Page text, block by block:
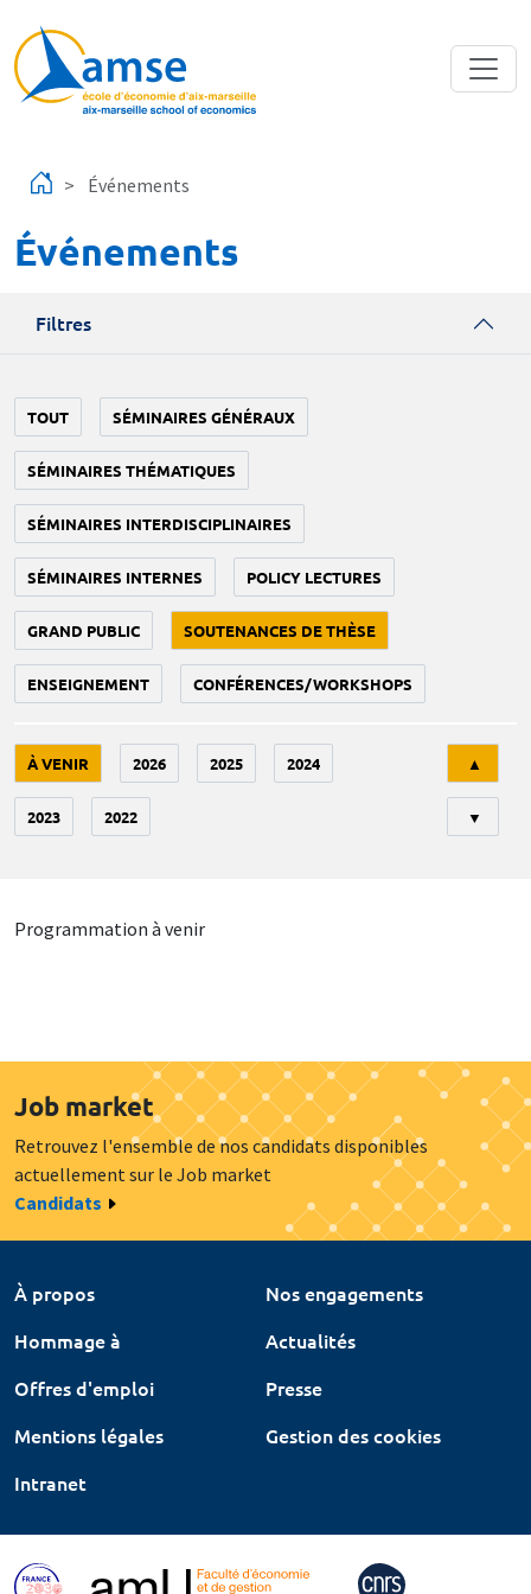
Événements
Événements
Filtres
TOUT SÉMINAIRES GÉNÉRAUX
SÉMINAIRES THÉMATIQUES
SÉMINAIRES INTERDISCIPLINAIRES
SÉMINAIRES INTERNES POLICY LECTURES
GRAND PUBLIC SOUTENANCES DE THÈSE
ENSEIGNEMENT CONFÉRENCES/WORKSHOPS
À VENIR 2026 2025 2024
2023 2022
▲
▼
Programmation à venir
Job market
Retrouvez l'ensemble de nos candidats disponibles
actuellement sur le Job market
Candidats
À propos
Nos engagements
Hommage à
Actualités
Offres d'emploi
Presse
Mentions légales
Gestion des cookies
Intranet